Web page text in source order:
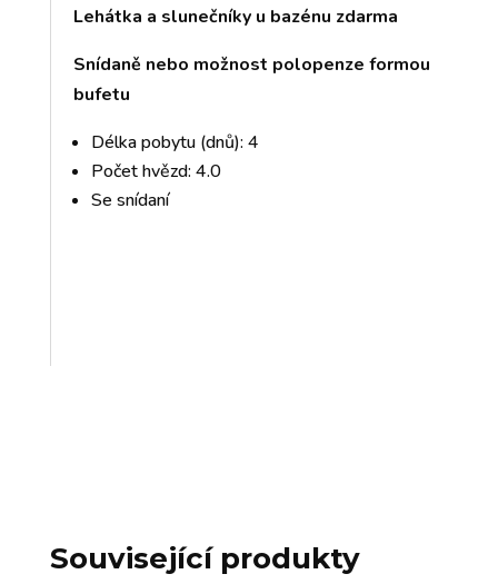
Lehátka a slunečníky u bazénu zdarma
Snídaně nebo možnost polopenze formou
bufetu
Délka pobytu (dnů): 4
Počet hvězd: 4.0
Se snídaní
Související produkty